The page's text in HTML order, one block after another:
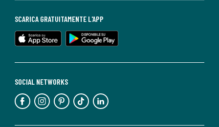
SOCIAL NETWORKS
SCARICA GRATUITAMENTE L'APP